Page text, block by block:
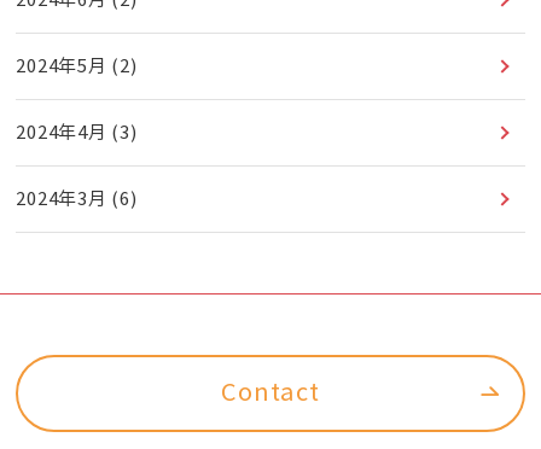
2024年5月 (2)
2024年4月 (3)
2024年3月 (6)
Contact